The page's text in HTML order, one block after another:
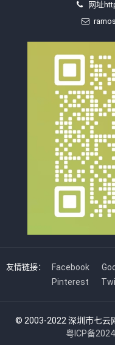
网址
友情链接： Facebook
Pinterest
© 2003-2022 深圳市七云
粤ICP备